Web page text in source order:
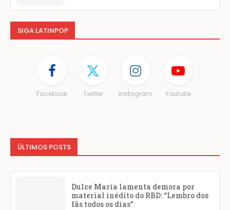
SIGA LATINPOP
Facebook Twitter Instagram Youtube
ÚLTIMOS POSTS
Dulce María lamenta demora por
material inédito do RBD: “Lembro dos
fãs todos os dias”